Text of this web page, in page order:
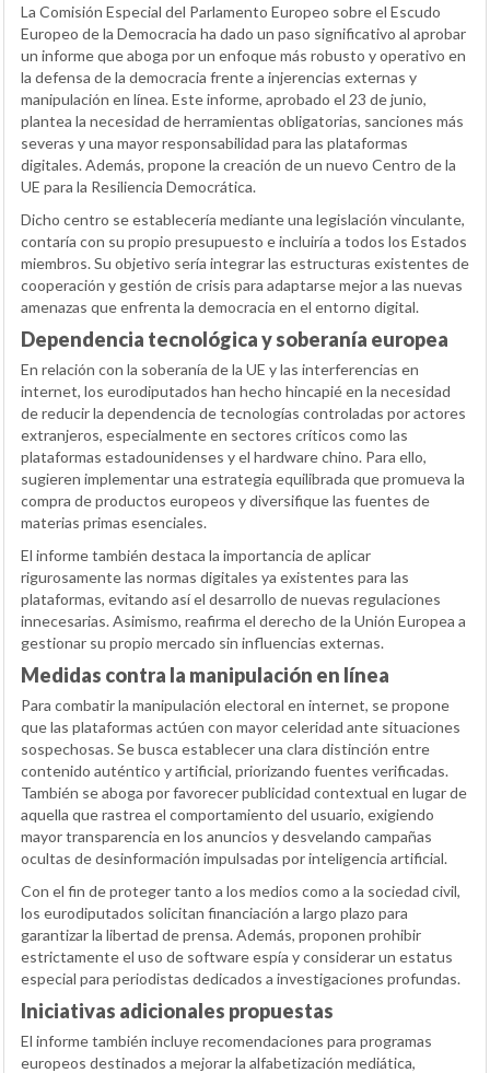
La Comisión Especial del Parlamento Europeo sobre el Escudo
Europeo de la Democracia ha dado un paso significativo al aprobar
un informe que aboga por un enfoque más robusto y operativo en
la defensa de la democracia frente a injerencias externas y
manipulación en línea. Este informe, aprobado el 23 de junio,
plantea la necesidad de herramientas obligatorias, sanciones más
severas y una mayor responsabilidad para las plataformas
digitales. Además, propone la creación de un nuevo Centro de la
UE para la Resiliencia Democrática.
Dicho centro se establecería mediante una legislación vinculante,
contaría con su propio presupuesto e incluiría a todos los Estados
miembros. Su objetivo sería integrar las estructuras existentes de
cooperación y gestión de crisis para adaptarse mejor a las nuevas
amenazas que enfrenta la democracia en el entorno digital.
Dependencia tecnológica y soberanía europea
En relación con la soberanía de la UE y las interferencias en
internet, los eurodiputados han hecho hincapié en la necesidad
de reducir la dependencia de tecnologías controladas por actores
extranjeros, especialmente en sectores críticos como las
plataformas estadounidenses y el hardware chino. Para ello,
sugieren implementar una estrategia equilibrada que promueva la
compra de productos europeos y diversifique las fuentes de
materias primas esenciales.
El informe también destaca la importancia de aplicar
rigurosamente las normas digitales ya existentes para las
plataformas, evitando así el desarrollo de nuevas regulaciones
innecesarias. Asimismo, reafirma el derecho de la Unión Europea a
gestionar su propio mercado sin influencias externas.
Medidas contra la manipulación en línea
Para combatir la manipulación electoral en internet, se propone
que las plataformas actúen con mayor celeridad ante situaciones
sospechosas. Se busca establecer una clara distinción entre
contenido auténtico y artificial, priorizando fuentes verificadas.
También se aboga por favorecer publicidad contextual en lugar de
aquella que rastrea el comportamiento del usuario, exigiendo
mayor transparencia en los anuncios y desvelando campañas
ocultas de desinformación impulsadas por inteligencia artificial.
Con el fin de proteger tanto a los medios como a la sociedad civil,
los eurodiputados solicitan financiación a largo plazo para
garantizar la libertad de prensa. Además, proponen prohibir
estrictamente el uso de software espía y considerar un estatus
especial para periodistas dedicados a investigaciones profundas.
Iniciativas adicionales propuestas
El informe también incluye recomendaciones para programas
europeos destinados a mejorar la alfabetización mediática,